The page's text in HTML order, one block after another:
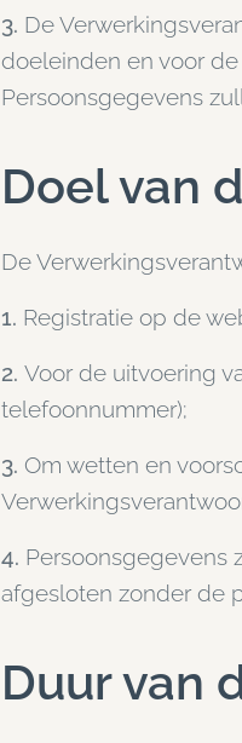
3. De
doeleinden en voor
Persoonsgegevens
Doel van
De
1. Registratie op de
2. Voor de uitvoering
telefoonnummer);
3. Om wetten en
4. Persoonsgegevens
afgesloten zonder de
Duur van